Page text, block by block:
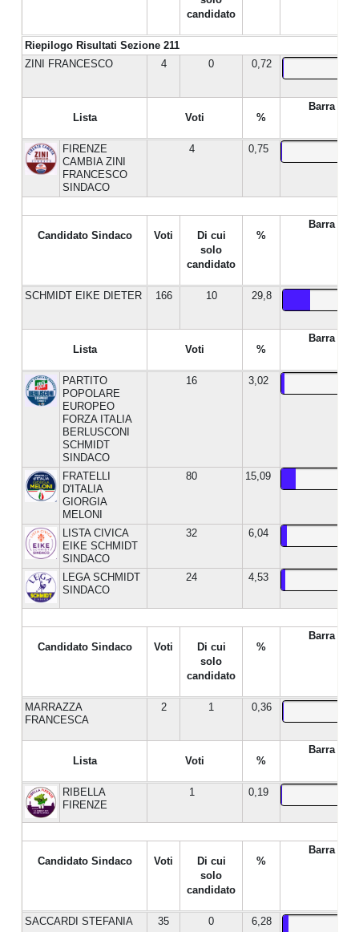
Riepilogo Risultati Sezione 211
candidato
ZINI FRANCESCO 4 0 0,72
Lista Voti %
Barra %
FIRENZE
CAMBIA ZINI
FRANCESCO
SINDACO
4 0,75
Candidato Sindaco Voti
Di cui
solo
candidato
%
Barra %
SCHMIDT EIKE DIETER 166 10 29,8
Lista Voti %
Barra %
PARTITO
POPOLARE
EUROPEO
FORZA ITALIA
BERLUSCONI
SCHMIDT
SINDACO
16 3,02
FRATELLI
D'ITALIA
GIORGIA
MELONI
80 15,09
LISTA CIVICA
EIKE SCHMIDT
SINDACO
32 6,04
LEGA SCHMIDT
SINDACO
24 4,53
Candidato Sindaco Voti
Di cui
solo
candidato
%
Barra %
MARRAZZA
FRANCESCA
2 1 0,36
Lista Voti %
Barra %
RIBELLA
FIRENZE
1 0,19
Candidato Sindaco Voti
Di cui
solo
candidato
%
Barra %
SACCARDI STEFANIA 35 0 6,28